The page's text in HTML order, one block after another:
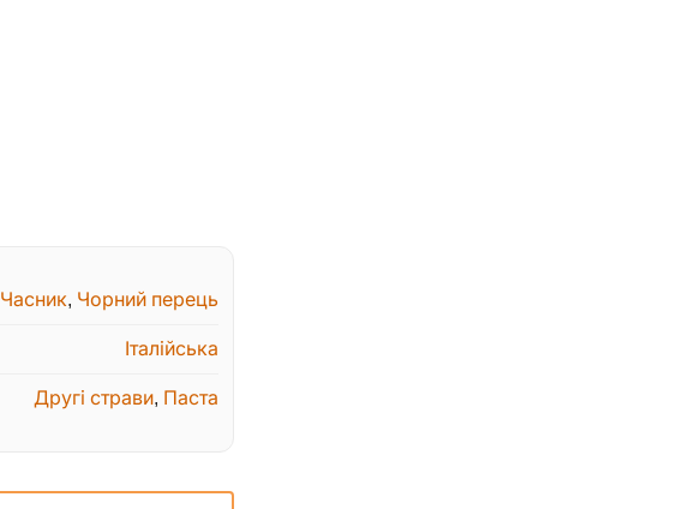
Часник, Чорний перець
Італійська
Другі страви, Паста